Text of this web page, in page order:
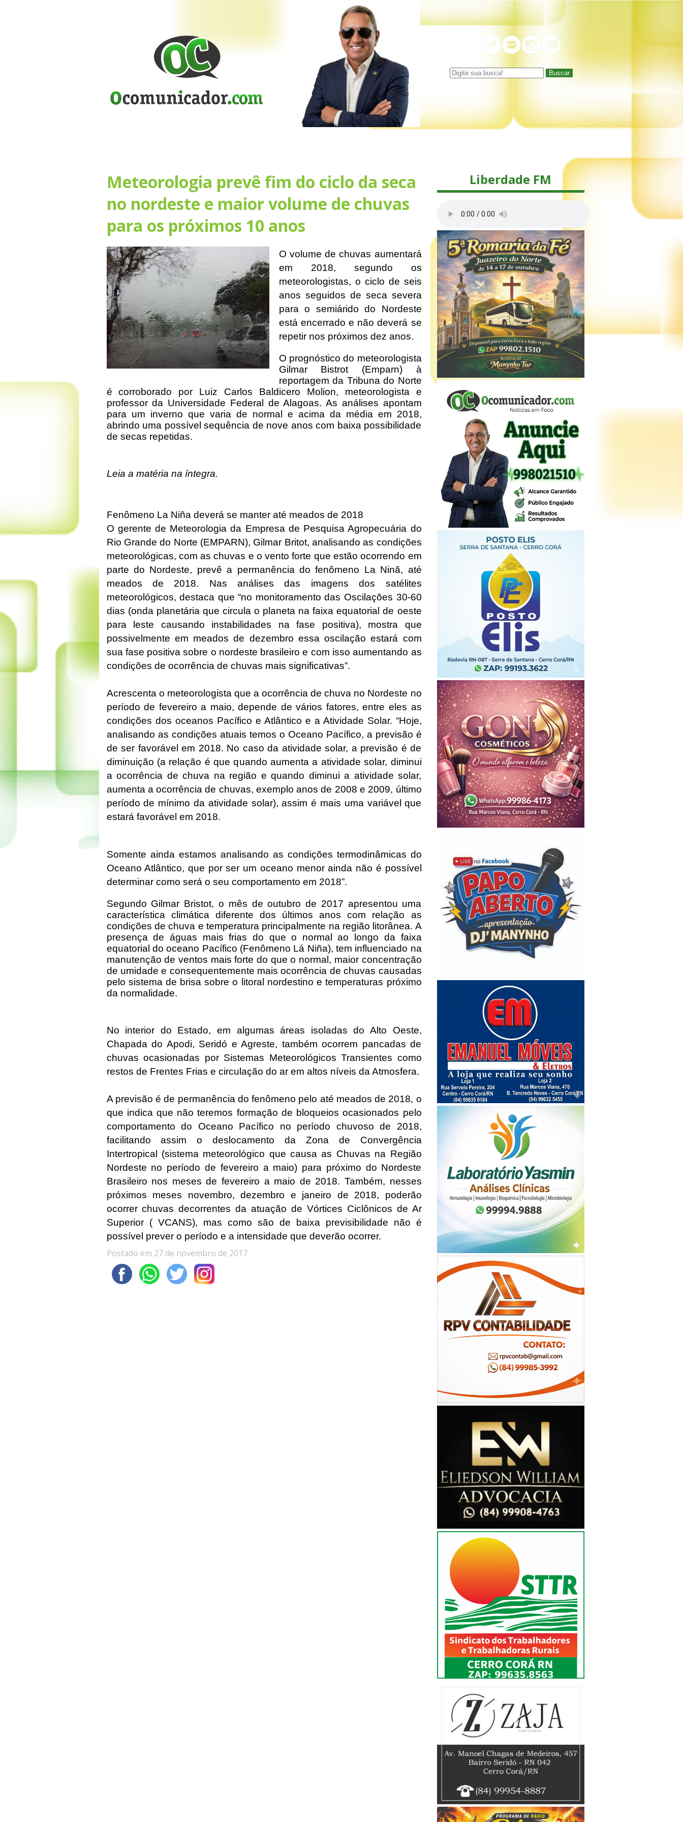
Buscar
Meteorologia prevê fim do ciclo da seca
no nordeste e maior volume de chuvas
para os próximos 10 anos
O volume de chuvas aumentará
em 2018, segundo os
meteorologistas, o ciclo de seis
anos seguidos de seca severa
para o semiárido do Nordeste
está encerrado e não deverá se
repetir nos próximos dez anos.
O prognóstico do meteorologista
Gilmar Bistrot (Emparn) à
reportagem da Tribuna do Norte
é corroborado por Luiz Carlos Baldicero Molion, meteorologista e
professor da Universidade Federal de Alagoas. As análises apontam
para um inverno que varia de normal e acima da média em 2018,
abrindo uma possível sequência de nove anos com baixa possibilidade
de secas repetidas.
Leia a matéria na íntegra.
Fenômeno La Niña deverá se manter até meados de 2018
O gerente de Meteorologia da Empresa de Pesquisa Agropecuária do
Rio Grande do Norte (EMPARN), Gilmar Britot, analisando as condições
meteorológicas, com as chuvas e o vento forte que estão ocorrendo em
parte do Nordeste, prevê a permanência do fenômeno La Ninã, até
meados de 2018. Nas análises das imagens dos satélites
meteorológicos, destaca que “no monitoramento das Oscilações 30-60
dias (onda planetária que circula o planeta na faixa equatorial de oeste
para leste causando instabilidades na fase positiva), mostra que
possivelmente em meados de dezembro essa oscilação estará com
sua fase positiva sobre o nordeste brasileiro e com isso aumentando as
condições de ocorrência de chuvas mais significativas”.
Acrescenta o meteorologista que a ocorrência de chuva no Nordeste no
período de fevereiro a maio, depende de vários fatores, entre eles as
condições dos oceanos Pacífico e Atlântico e a Atividade Solar. “Hoje,
analisando as condições atuais temos o Oceano Pacífico, a previsão é
de ser favorável em 2018. No caso da atividade solar, a previsão é de
diminuição (a relação é que quando aumenta a atividade solar, diminui
a ocorrência de chuva na região e quando diminui a atividade solar,
aumenta a ocorrência de chuvas, exemplo anos de 2008 e 2009, último
período de mínimo da atividade solar), assim é mais uma variável que
estará favorável em 2018.
Somente ainda estamos analisando as condições termodinâmicas do
Oceano Atlântico, que por ser um oceano menor ainda não é possível
determinar como será o seu comportamento em 2018”.
Segundo Gilmar Bristot, o mês de outubro de 2017 apresentou uma
característica climática diferente dos últimos anos com relação as
condições de chuva e temperatura principalmente na região litorânea. A
presença de águas mais frias do que o normal ao longo da faixa
equatorial do oceano Pacífico (Fenômeno Lá Niña), tem influenciado na
manutenção de ventos mais forte do que o normal, maior concentração
de umidade e consequentemente mais ocorrência de chuvas causadas
pelo sistema de brisa sobre o litoral nordestino e temperaturas próximo
da normalidade.
No interior do Estado, em algumas áreas isoladas do Alto Oeste,
Chapada do Apodi, Seridó e Agreste, também ocorrem pancadas de
chuvas ocasionadas por Sistemas Meteorológicos Transientes como
restos de Frentes Frias e circulação do ar em altos níveis da Atmosfera.
A previsão é de permanência do fenômeno pelo até meados de 2018, o
que indica que não teremos formação de bloqueios ocasionados pelo
comportamento do Oceano Pacífico no período chuvoso de 2018,
facilitando assim o deslocamento da Zona de Convergência
Intertropical (sistema meteorológico que causa as Chuvas na Região
Nordeste no período de fevereiro a maio) para próximo do Nordeste
Brasileiro nos meses de fevereiro a maio de 2018. Também, nesses
próximos meses novembro, dezembro e janeiro de 2018, poderão
ocorrer chuvas decorrentes da atuação de Vórtices Ciclônicos de Ar
Superior ( VCANS), mas como são de baixa previsibilidade não é
possível prever o período e a intensidade que deverão ocorrer.
Postado em 27 de novembro de 2017
Liberdade FM